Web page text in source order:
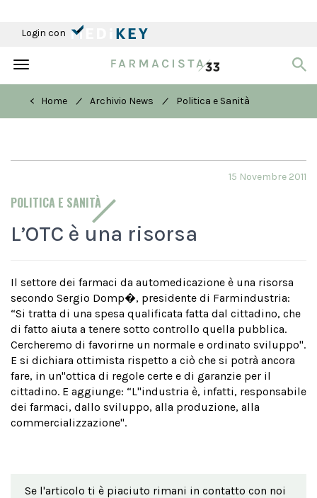
Login con
Toggle
< Home
/ Archivio News / Politica e Sanità
POLITICA E SANITÀ
15 Novembre 2011
L’OTC è una risorsa
Il settore dei farmaci da automedicazione è una risorsa
secondo Sergio Domp�, presidente di Farmindustria:
“Si tratta di una spesa qualificata fatta dal cittadino, che
di fatto aiuta a tenere sotto controllo quella pubblica.
Cercheremo di favorirne un normale e ordinato sviluppo".
E si dichiara ottimista rispetto a ciò che si potrà ancora
fare, in un''ottica di regole certe e di garanzie per il
cittadino. E aggiunge: “L''industria è, infatti, responsabile
dei farmaci, dallo sviluppo, alla produzione, alla
commercializzazione".
Se l'articolo ti è piaciuto rimani in contatto con noi